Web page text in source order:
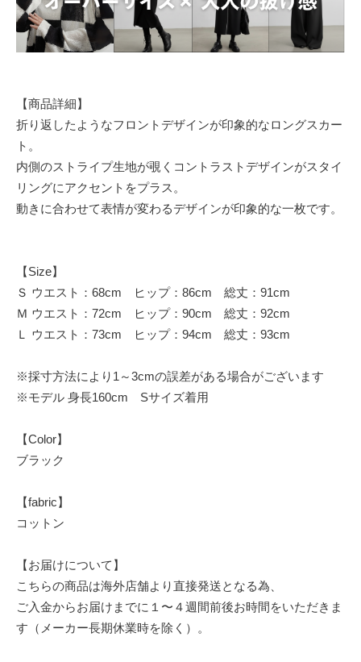
【商品詳細】
折り返したようなフロントデザインが印象的なロングスカー
ト。
内側のストライプ生地が覗くコントラストデザインがスタイ
リングにアクセントをプラス。
動きに合わせて表情が変わるデザインが印象的な一枚です。
【Size】
Ｓ ウエスト：68cm ヒップ：86cm 総丈：91cm
Ｍ ウエスト：72cm ヒップ：90cm 総丈：92cm
Ｌ ウエスト：73cm ヒップ：94cm 総丈：93cm
※採寸方法により1～3cmの誤差がある場合がございます
※モデル 身長160cm Sサイズ着用
【Color】
ブラック
【fabric】
コットン
【お届けについて】
こちらの商品は海外店舗より直接発送となる為、
ご入金からお届けまでに１〜４週間前後お時間をいただきま
す（メーカー長期休業時を除く）。